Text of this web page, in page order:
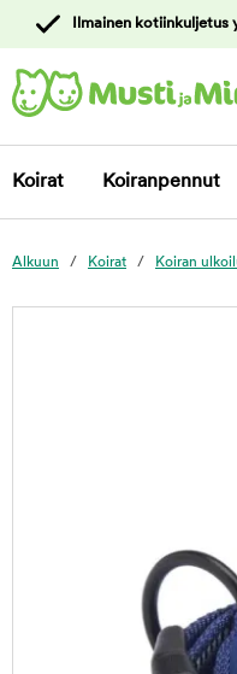
asiakaspalveluun
Ilmainen
Koirat Koiranpennut
Alkuun Koirat Koiran